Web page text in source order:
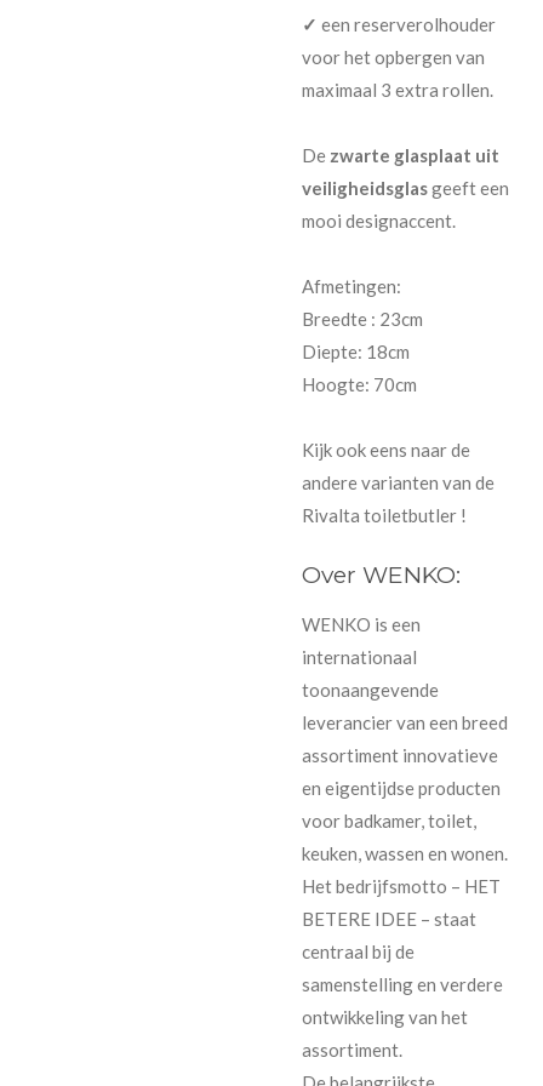
✓ een reserverolhouder
voor het opbergen van
maximaal 3 extra rollen.
De zwarte glasplaat uit
veiligheidsglasgeeft een
mooi designaccent.
Afmetingen:
Breedte : 23cm
Diepte: 18cm
Hoogte: 70cm
Kijk ook eens naar de
andere varianten van de
Rivalta toiletbutler !
Over WENKO:
WENKO is een
internationaal
toonaangevende
leverancier van een breed
assortiment innovatieve
en eigentijdse producten
voor badkamer, toilet,
keuken, wassen en wonen.
Het bedrijfsmotto – HET
BETERE IDEE – staat
centraal bij de
samenstelling en verdere
ontwikkeling van het
assortiment.